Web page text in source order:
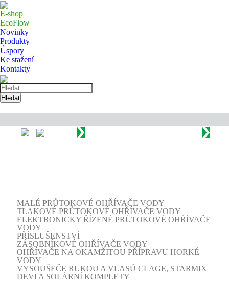
E-shop
EcoFlow
Novinky
Produkty
Úspory
Ke stažení
Kontakty
Hledat
MALÉ PRŮTOKOVÉ OHŘÍVAČE VODY
TLAKOVÉ PRŮTOKOVÉ OHŘÍVAČE VODY
ELEKTRONICKY ŘÍZENÉ PRŮTOKOVÉ OHŘÍVAČE
VODY
PŘÍSLUŠENSTVÍ
ZÁSOBNÍKOVÉ OHŘÍVAČE VODY
OHŘÍVAČE NA OKAMŽITOU PŘÍPRAVU HORKÉ
VODY
VYSOUŠEČE RUKOU A VLASŮ CLAGE, STARMIX
DEVI A SOLÁRNÍ KOMPLETY